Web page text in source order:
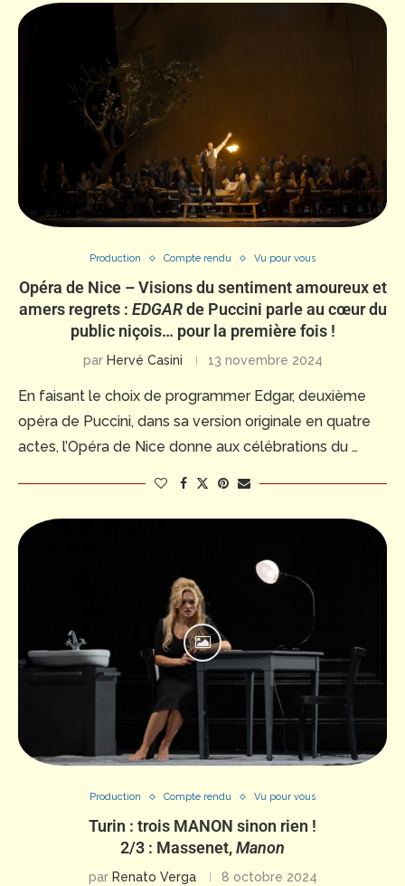
Production Compte rendu Vu pour vous
Opéra de Nice – Visions du sentiment amoureux et
amers regrets : EDGARde Puccini parle au cœur du
public niçois… pour la première fois !
par Hervé Casini 13 novembre 2024
En faisant le choix de programmer Edgar, deuxième
opéra de Puccini, dans sa version originale en quatre
actes, l’Opéra de Nice donne aux célébrations du …
Production Compte rendu Vu pour vous
Turin : trois MANON sinon rien !
2/3 : Massenet,Manon
par Renato Verga 8 octobre 2024